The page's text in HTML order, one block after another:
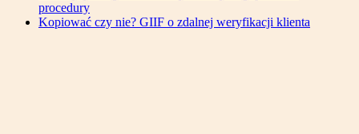
procedury
Kopiować czy nie? GIIF o zdalnej weryfikacji klienta